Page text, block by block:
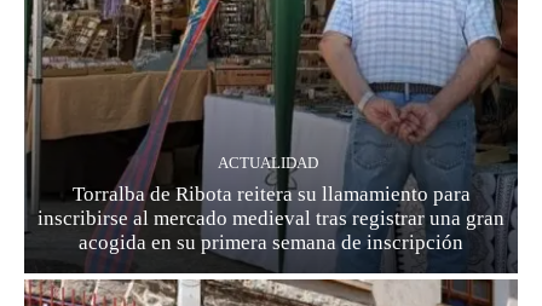
ACTUALIDAD
Torralba de Ribota reitera su llamamiento para
inscribirse al mercado medieval tras registrar una gran
acogida en su primera semana de inscripción